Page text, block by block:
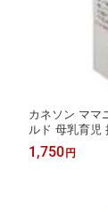
カネソン ママ
ルド 母乳育児
母乳サポート
娠 授乳グッズ
1,750円